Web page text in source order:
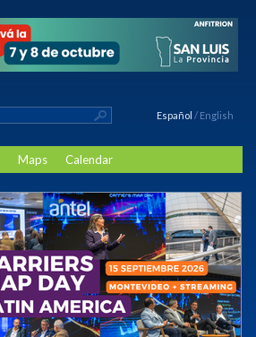
Español / English
Maps Calendar